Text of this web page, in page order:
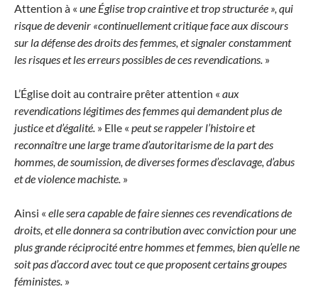
Attention à « une Église trop craintive et trop structurée », qui
risque de devenir «continuellement critique face aux discours
sur la défense des droits des femmes, et signaler constamment
les risques et les erreurs possibles de ces revendications. »
L’Église doit au contraire prêter attention « aux
revendications légitimes des femmes qui demandent plus de
justice et d’égalité. » Elle « peut se rappeler l’histoire et
reconnaître une large trame d’autoritarisme de la part des
hommes, de soumission, de diverses formes d’esclavage, d’abus
et de violence machiste. »
Ainsi « elle sera capable de faire siennes ces revendications de
droits, et elle donnera sa contribution avec conviction pour une
plus grande réciprocité entre hommes et femmes, bien qu’elle ne
soit pas d’accord avec tout ce que proposent certains groupes
féministes. »